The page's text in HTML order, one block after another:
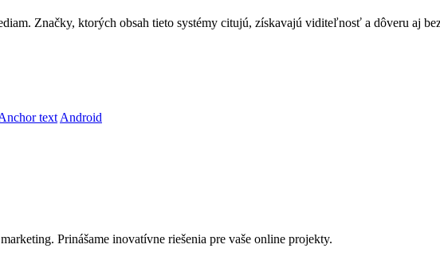
Značky, ktorých obsah tieto systémy citujú, získavajú viditeľnosť a dôveru aj
text Android
Prinášame inovatívne riešenia pre vaše online projekty.